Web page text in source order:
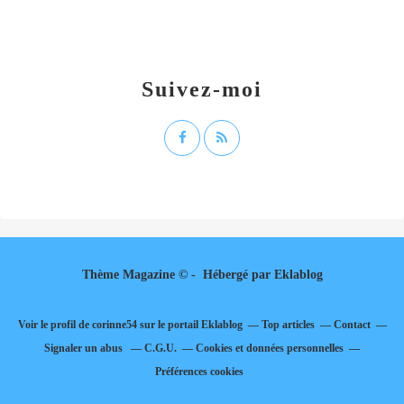
Suivez-moi
Thème Magazine © - Hébergé par Eklablog
Voir le profil de corinne54sur le portail Eklablog Top articles
Contact
Signaler un abus
C.G.U.
Cookies et données personnelles
Préférences cookies